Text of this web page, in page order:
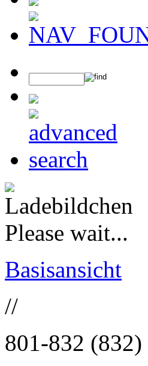
Please wait...
Basisansicht
//
801-832 (832)